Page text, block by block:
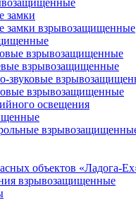
замки
замки взрывозащищенные
взрывозащищенные
взрывозащищенные
звуковые
взрывозащищенные
освещения
объектов «Ладога-
взрывозащищенные